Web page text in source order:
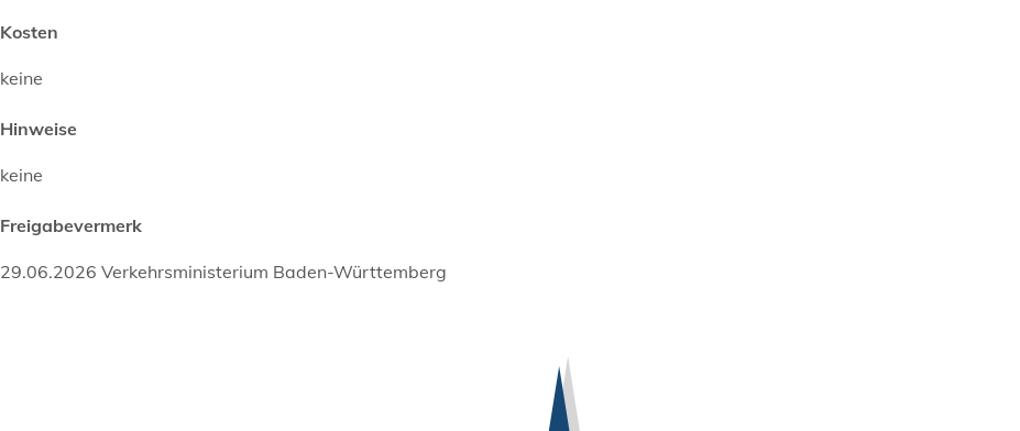
Kosten
keine
Hinweise
keine
Freigabevermerk
29.06.2026 Verkehrsministerium Baden-Württemberg